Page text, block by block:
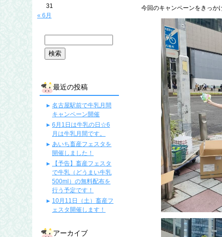
今回のキャンペーンをきっか
31
« 6月
最近の投稿
名古屋駅前で牛乳月間
キャンペーン開催
6月1日は牛乳の日☆6
月は牛乳月間です。
あいち畜産フェスタを
開催しました！
【予告】畜産フェスタ
で牛乳（どうまい牛乳
500ml）の無料配布を
行う予定です！
10月11日（土）畜産フ
ェスタ開催します！
アーカイブ